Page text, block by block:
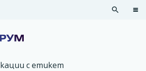
search
с етикет